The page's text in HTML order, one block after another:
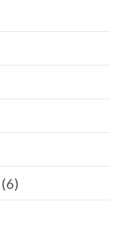
(6)